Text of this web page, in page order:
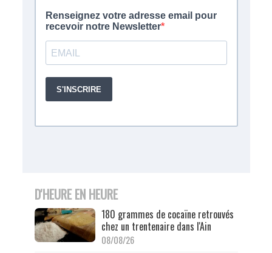
D'HEURE EN HEURE
180 grammes de cocaïne retrouvés
chez un trentenaire dans l'Ain
08/08/26